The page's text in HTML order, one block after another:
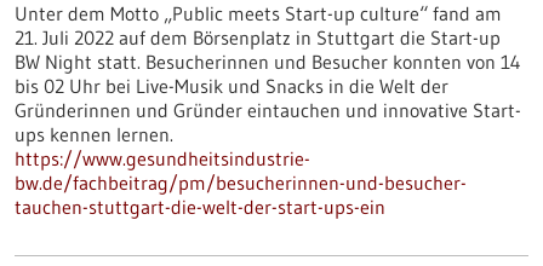
Unter dem Motto „Public meets Start-up culture“ fand am
21. Juli 2022 auf dem Börsenplatz in Stuttgart die Start-up
BW Night statt. Besucherinnen und Besucher konnten von 14
bis 02 Uhr bei Live-Musik und Snacks in die Welt der
Gründerinnen und Gründer eintauchen und innovative Start-
ups kennen lernen.
https://www.gesundheitsindustrie-
bw.de/fachbeitrag/pm/besucherinnen-und-besucher-
tauchen-stuttgart-die-welt-der-start-ups-ein